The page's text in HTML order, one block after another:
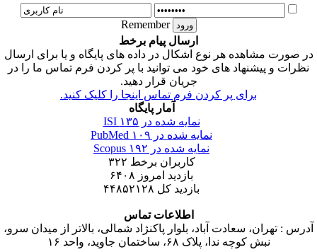
Remember
ارسال پیام برخط
صورت مشاهده هر نوع اشکال در داده های پایگاه و یا برای ارسال
نظرات و پیشنهاد های خود می توانید با پر کردن فرم تماس ما را در
جریان قرار دهید.
برای پر کردن فرم تماس اینجا را کلیک کنید.
آمار پایگاه
نمایه شده در ISI۱۳۵
نمایه شده در PubMed۱۰۹
نمایه شده در Scopus۱۹۲
کاربران برخط۳۲۲
بازدید امروز۶۴۰۸
بازدید کل ۴۴۸۵۲۱۲۸
اطلاعات تماس
: تهران، سعادت آباد، بلوار پاکنژاد شمالی، بالاتر از میدان سرو،
نبش کوچه ندا، پلاک ۶۸، ساختمان جاوید، واحد ۱۶